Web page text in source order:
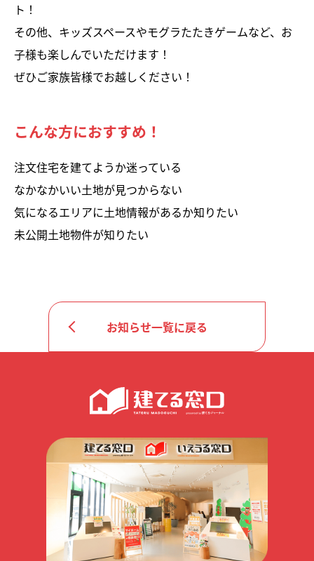
ト！
その他、キッズスペースやモグラたたきゲームなど、お
子様も楽しんでいただけます！
ぜひご家族皆様でお越しください！
こんな方におすすめ！
注文住宅を建てようか迷っている
なかなかいい土地が見つからない
気になるエリアに土地情報があるか知りたい
未公開土地物件が知りたい
お知らせ一覧に戻る